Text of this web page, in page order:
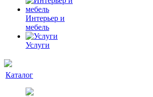
Интерьер и
мебель
Услуги
Каталог